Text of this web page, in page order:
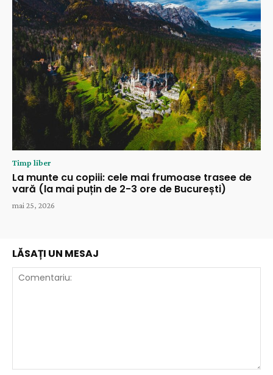
Timp liber
La munte cu copiii: cele mai frumoase trasee de
vară (la mai puțin de 2-3 ore de București)
mai 25, 2026
LĂSAȚI UN MESAJ